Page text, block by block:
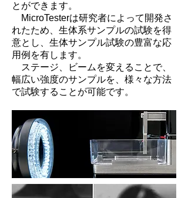
とができます。
MicroTesterは研究者によって開発さ
れたため、生体系サンプルの試験を得
意とし、生体サンプル試験の豊富な応
用例を有します。
ステージ、ビームを変えることで、
幅広い強度のサンプルを、様々な方法
で試験することが可能です。